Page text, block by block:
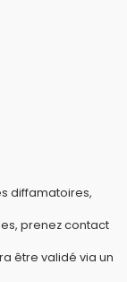
diffamatoires,
prenez contact
être validé via un